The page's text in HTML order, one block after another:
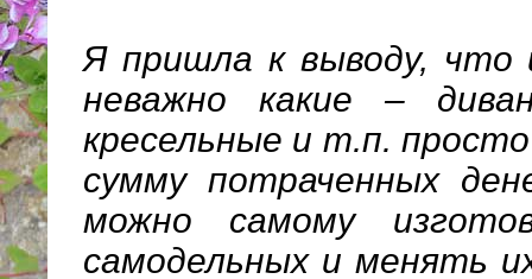
Я пришла к выводу, что
неважно какие –
кресельные и т.п.
сумму потраченных
можно самому
самодельных и менять